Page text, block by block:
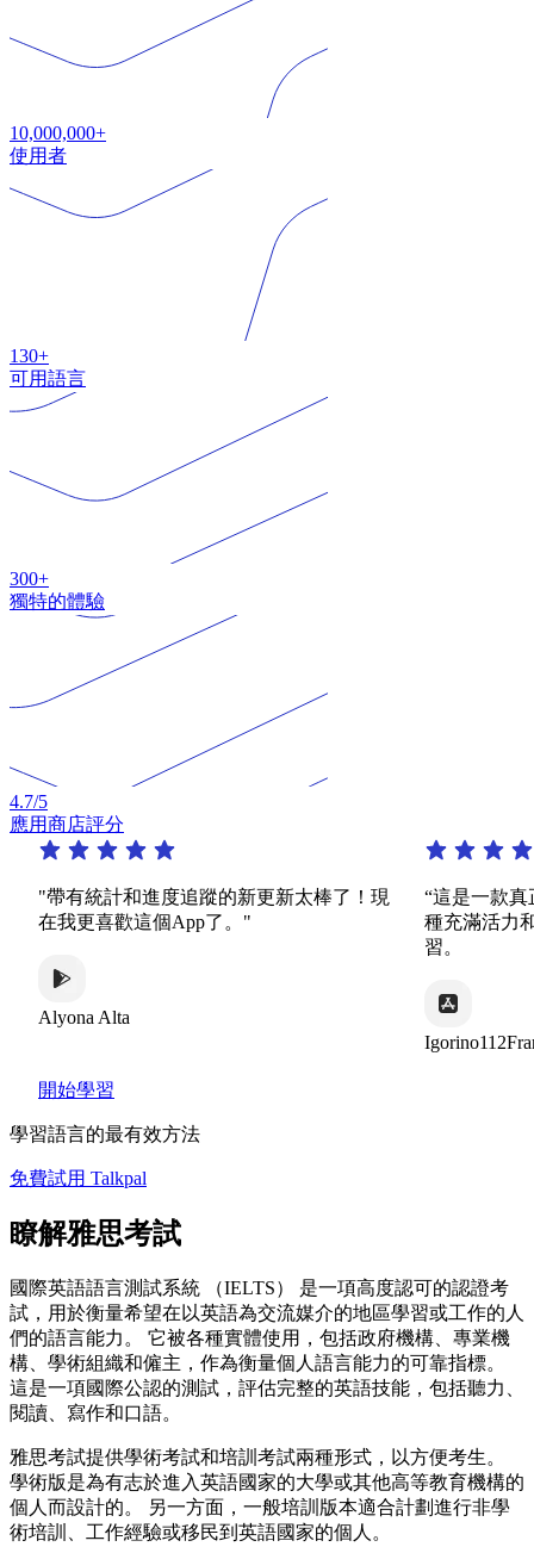
10,000,000+
使用者
130+
可用語言
300+
獨特的體驗
4.7/5
應用商店評分
有統計和進度追蹤的新更新太棒了！現
我更喜歡這個App了。"
Alta
“這是一款真正了
種充滿活力和有
Igorino112France
開始學習
學習語言的最有效方法
免費試用 Talkpal
瞭解雅思考試
國際英語語言測試系統 （IELTS） 是一項高度認可的認證考
試，用於衡量希望在以英語為交流媒介的地區學習或工作的人
們的語言能力。 它被各種實體使用，包括政府機構、專業機
構、學術組織和僱主，作為衡量個人語言能力的可靠指標。
這是一項國際公認的測試，評估完整的英語技能，包括聽力、
閱讀、寫作和口語。
雅思考試提供學術考試和培訓考試兩種形式，以方便考生。
學術版是為有志於進入英語國家的大學或其他高等教育機構的
個人而設計的。 另一方面，一般培訓版本適合計劃進行非學
術培訓、工作經驗或移民到英語國家的個人。